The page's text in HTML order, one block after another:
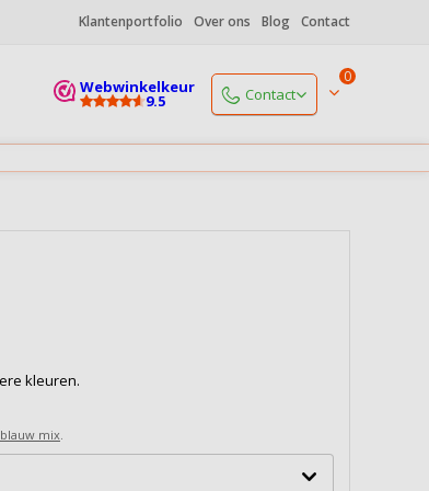
Klantenportfolio Over ons Blog Contact
Webwinkelkeur
9.5 Contact
Maandagopen vanaf 9.00 uur
0
kleuren.
mix.